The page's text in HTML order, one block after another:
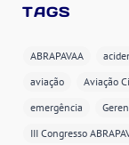
TAGS
ABRAPAVAA
aviação
Aviação
emergência
III Congresso